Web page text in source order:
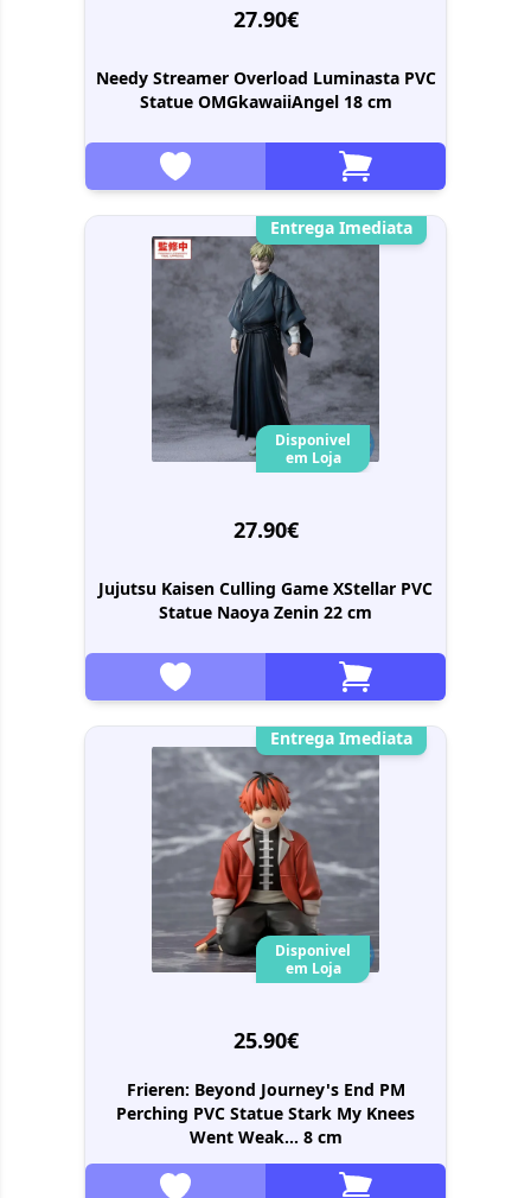
27.90€
Needy Streamer Overload Luminasta PVC
Statue OMGkawaiiAngel 18 cm
Entrega Imediata
Disponivel
em Loja
27.90€
Jujutsu Kaisen Culling Game XStellar PVC
Statue Naoya Zenin 22 cm
Entrega Imediata
Disponivel
em Loja
25.90€
Frieren: Beyond Journey's End PM
Perching PVC Statue Stark My Knees
Went Weak... 8 cm